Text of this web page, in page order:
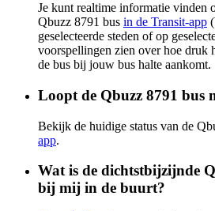
Je kunt realtime informatie vinden
Qbuzz 8791 bus in de Transit-app
geselecteerde steden of op
voorspellingen zien over hoe druk
de bus bij jouw bus halte aankomt.
Loopt de Qbuzz 8791 bus
Bekijk de huidige status van de
app.
Wat is de dichtstbijzijnde
bij mij in de buurt?